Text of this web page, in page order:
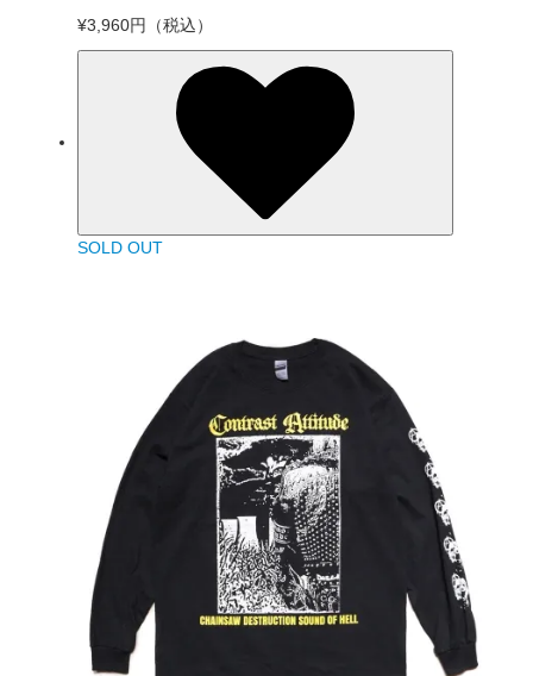
¥3,960円
（税込）
SOLD OUT